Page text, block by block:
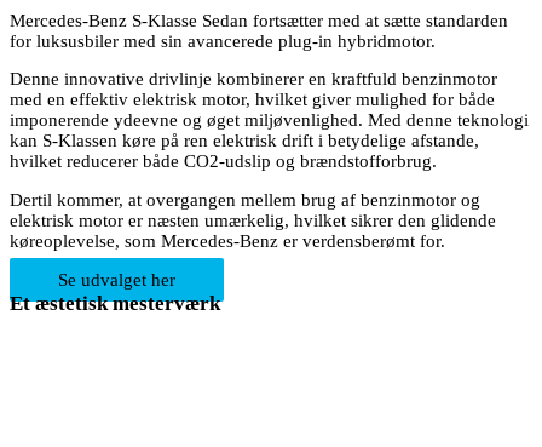
Mercedes-Benz S-Klasse Sedan fortsætter med at sætte standarden
for luksusbiler med sin avancerede plug-in hybridmotor.
Denne innovative drivlinje kombinerer en kraftfuld benzinmotor
med en effektiv elektrisk motor, hvilket giver mulighed for både
imponerende ydeevne og øget miljøvenlighed. Med denne teknologi
kan S-Klassen køre på ren elektrisk drift i betydelige afstande,
hvilket reducerer både CO2-udslip og brændstofforbrug.
Dertil kommer, at overgangen mellem brug af benzinmotor og
elektrisk motor er næsten umærkelig, hvilket sikrer den glidende
køreoplevelse, som Mercedes-Benz er verdensberømt for.
Se udvalget her
Et æstetisk mesterværk